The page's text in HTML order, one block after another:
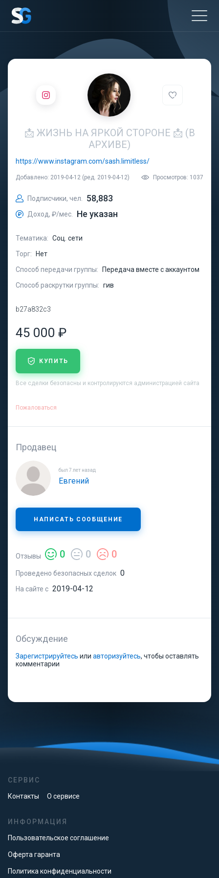
📩 ЖИЗНЬ НА ЯРКОЙ СТОРОНЕ 📩 (В
АРХИВЕ)
https://www.instagram.com/sash.limitless/
Добавлено: 2019-04-12 (ред. 2019-04-12) Просмотров: 1037
Подписчики, чел. 58,883
Доход, ₽/мес. Не указан
Тематика: Соц. сети
Торг:
Нет
Способ передачи группы:
Передача вместе с аккаунтом
Способ раскрутки группы: гив
b27a832c3
45 000 ₽
КУПИТЬ
Все сделки безопасны и контролируются администрацией сайта
Пожаловаться
Продавец
был 7 лет назад
Евгений
НАПИСАТЬ СООБЩЕНИЕ
Отзывы 0 0 0
Проведено безопасных сделок 0
На сайте с 2019-04-12
Обсуждение
Зарегистрируйтесь или авторизуйтесь, чтобы оставлять
комментарии
СЕРВИС
Контакты О сервисе
ИНФОРМАЦИЯ
Пользовательское соглашение
Оферта гаранта
Политика конфиденциальности